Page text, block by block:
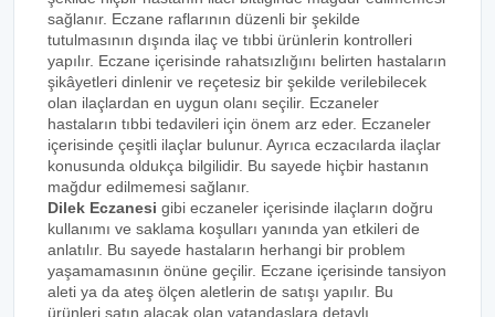
sağlanır. Eczane raflarının düzenli bir şekilde
tutulmasının dışında ilaç ve tıbbi ürünlerin kontrolleri
yapılır. Eczane içerisinde rahatsızlığını belirten hastaların
şikâyetleri dinlenir ve reçetesiz bir şekilde verilebilecek
olan ilaçlardan en uygun olanı seçilir. Eczaneler
hastaların tıbbi tedavileri için önem arz eder. Eczaneler
içerisinde çeşitli ilaçlar bulunur. Ayrıca eczacılarda ilaçlar
konusunda oldukça bilgilidir. Bu sayede hiçbir hastanın
mağdur edilmemesi sağlanır.
Dilek Eczanesi gibi eczaneler içerisinde ilaçların doğru
kullanımı ve saklama koşulları yanında yan etkileri de
anlatılır. Bu sayede hastaların herhangi bir problem
yaşamamasının önüne geçilir. Eczane içerisinde tansiyon
aleti ya da ateş ölçen aletlerin de satışı yapılır. Bu
ürünleri satın alacak olan vatandaşlara detaylı